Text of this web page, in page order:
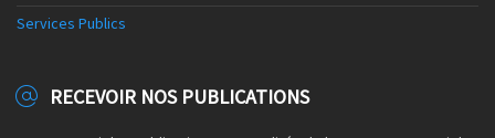
Services Publics
RECEVOIR NOS PUBLICATIONS